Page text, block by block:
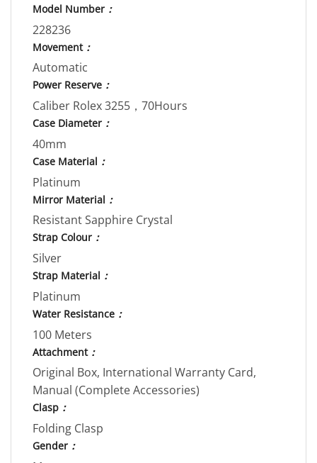
Model Number ：
228236
Movement：
Automatic
Power Reserve ：
Caliber Rolex 3255，70Hours
Case Diameter ：
40mm
Case Material ：
Platinum
Mirror Material ：
Resistant Sapphire Crystal
Strap Colour ：
Silver
Strap Material ：
Platinum
Water Resistance ：
100 Meters
Attachment：
Original Box, International Warranty Card,
Manual (Complete Accessories)
Clasp ：
Folding Clasp
Gender ：